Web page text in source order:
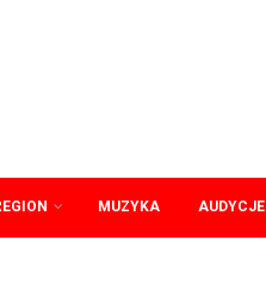
MUZYKA AUDYCJE